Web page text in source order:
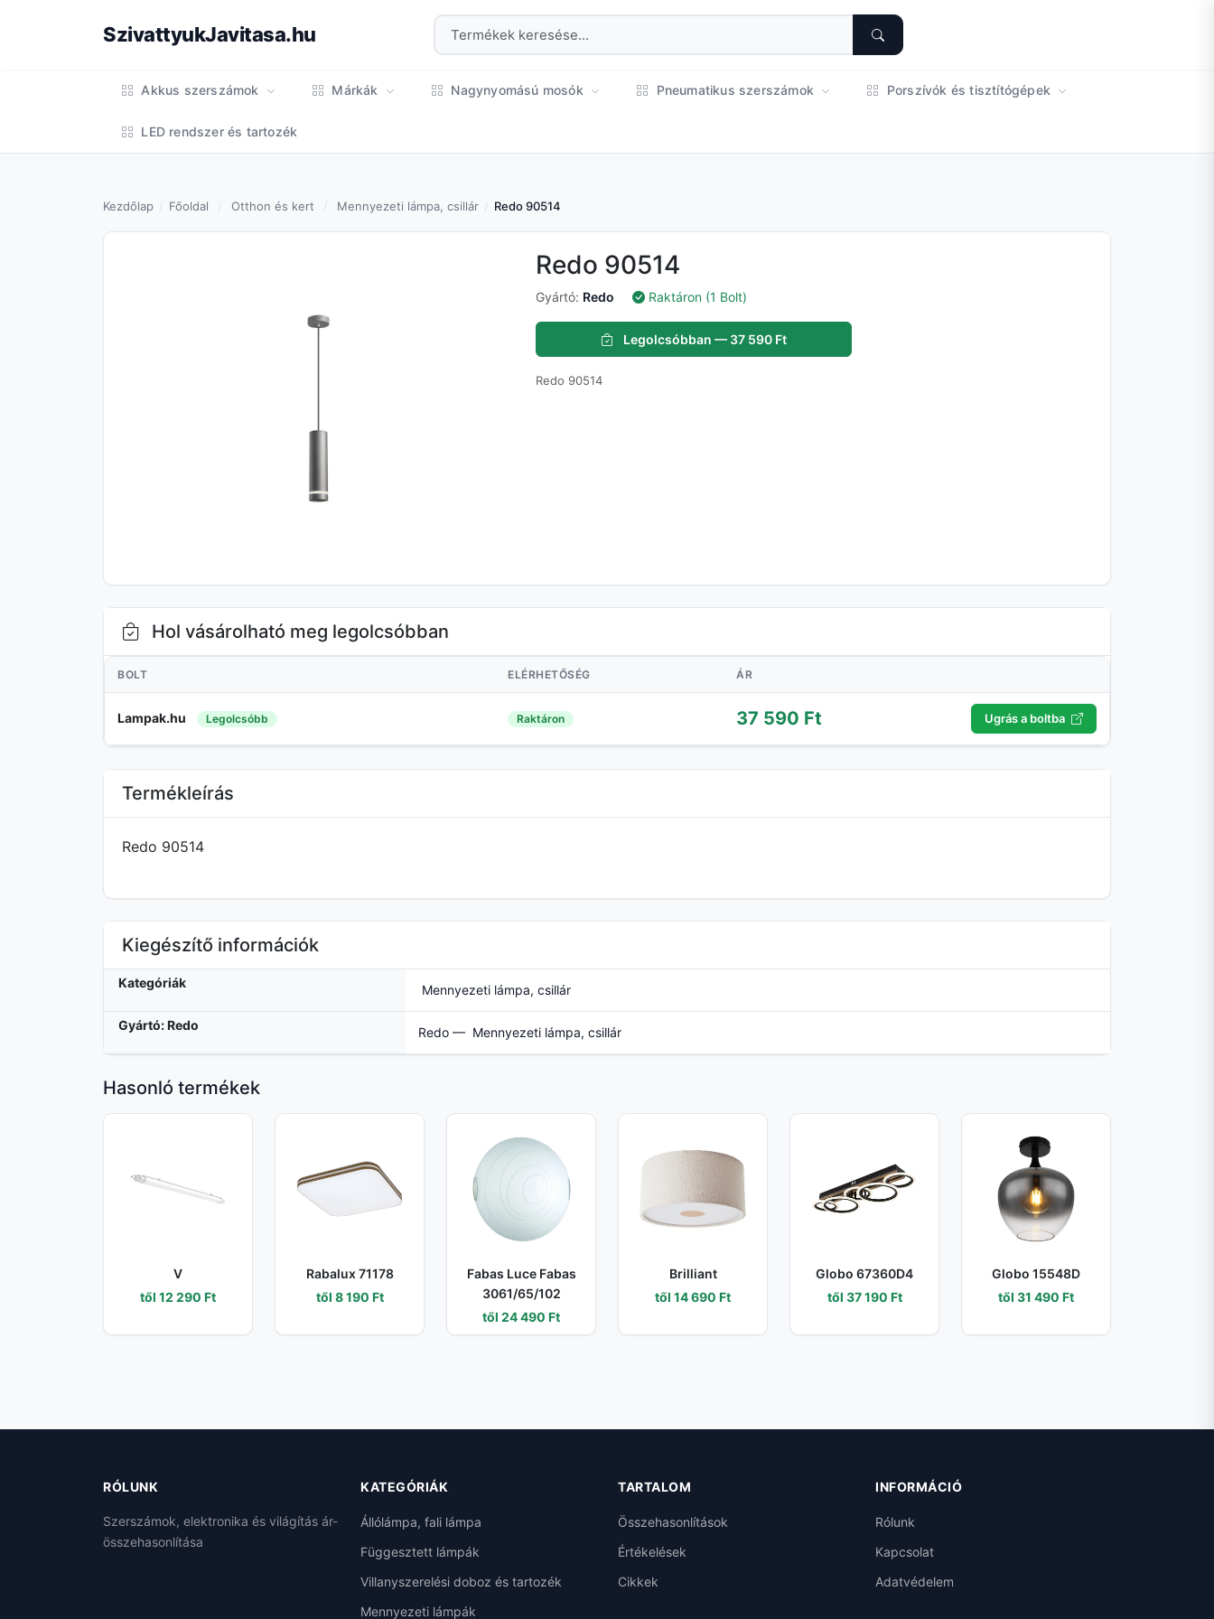
SzivattyukJavitasa.hu
Akkus szerszámok Márkák Nagynyomású mosók Pneumatikus szerszámok Porszívók és tisztítógépek
LED rendszer és tartozék
Kezdőlap Főoldal Otthon és kert Mennyezeti lámpa, csillár Redo 90514
Redo 90514
Gyártó: Redo Raktáron (1 Bolt)
Legolcsóbban — 37 590 Ft
Redo 90514
Hol vásárolható meg legolcsóbban
BOLT ELÉRHETŐSÉG ÁR
Lampak.hu Legolcsóbb Raktáron 37 590 Ft Ugrás a boltba
Termékleírás
Redo 90514
Kiegészítő információk
Kategóriák Mennyezeti lámpa, csillár
Gyártó: Redo Redo — Mennyezeti lámpa, csillár
Hasonló termékek
V
től 12 290 Ft
Rabalux 71178
től 8 190 Ft
Fabas Luce Fabas
3061/65/102
től 24 490 Ft
Brilliant
től 14 690 Ft
Globo 67360D4
től 37 190 Ft
Globo 15548D
től 31 490 Ft
RÓLUNK
Szerszámok, elektronika és világítás ár-
összehasonlítása
KATEGÓRIÁK
Állólámpa, fali lámpa
Függesztett lámpák
Villanyszerelési doboz és tartozék
Mennyezeti lámpák
TARTALOM
Összehasonlítások
Értékelések
Cikkek
INFORMÁCIÓ
Rólunk
Kapcsolat
Adatvédelem